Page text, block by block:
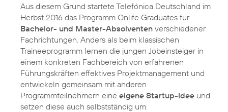
Aus diesem Grund startete Telefónica Deutschland im
Herbst 2016 das Programm Onlife Graduates für
Bachelor- und Master-Absolventen verschiedener
Fachrichtungen. Anders als beim klassischen
Traineeprogramm lernen die jungen Jobeinsteiger in
einem konkreten Fachbereich von erfahrenen
Führungskräften effektives Projektmanagement und
entwickeln gemeinsam mit anderen
Programmteilnehmern eine eigene Startup-Idee und
setzen diese auch selbstständig um.